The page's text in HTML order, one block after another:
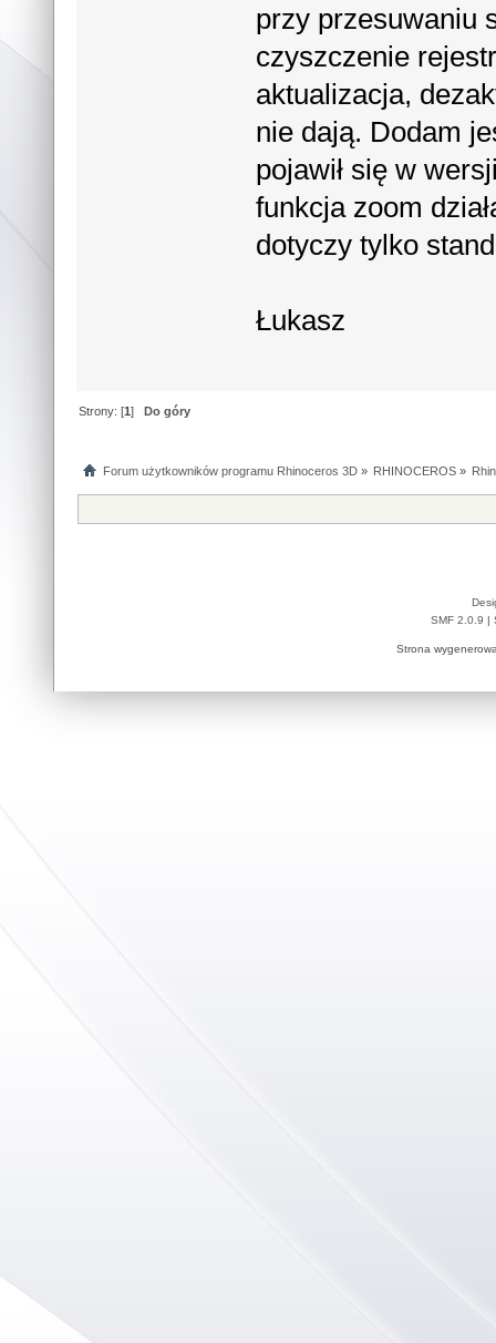
przy przesuwaniu
czyszczenie
aktualizacja,
nie dają. Dodam
pojawił się w
funkcja zoom
dotyczy tylko
Łukasz
Strony: [1]Do góry
Forum użytkowników programu Rhinoceros 3D» RHINOCEROS»
SMF 2.0.9 |
Strona